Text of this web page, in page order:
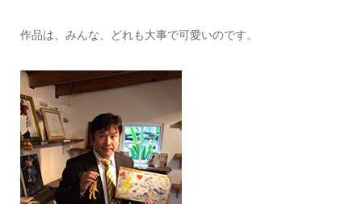
作品は、みんな、どれも大事で可愛いのです。